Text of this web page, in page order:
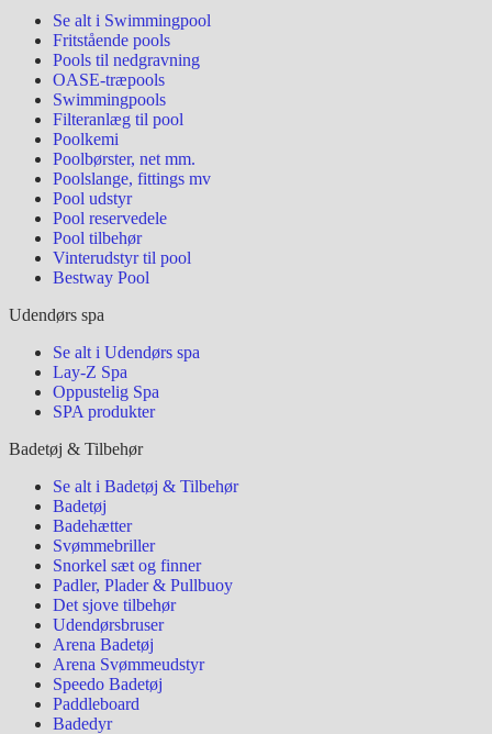
Se alt i Swimmingpool
Fritstående pools
Pools til nedgravning
OASE-træpools
Swimmingpools
Filteranlæg til pool
Poolkemi
Poolbørster, net mm.
Poolslange, fittings mv
Pool udstyr
Pool reservedele
Pool tilbehør
Vinterudstyr til pool
Bestway Pool
Udendørs spa
Se alt i Udendørs spa
Lay-Z Spa
Oppustelig Spa
SPA produkter
Badetøj & Tilbehør
Se alt i Badetøj & Tilbehør
Badetøj
Badehætter
Svømmebriller
Snorkel sæt og finner
Padler, Plader & Pullbuoy
Det sjove tilbehør
Udendørsbruser
Arena Badetøj
Arena Svømmeudstyr
Speedo Badetøj
Paddleboard
Badedyr